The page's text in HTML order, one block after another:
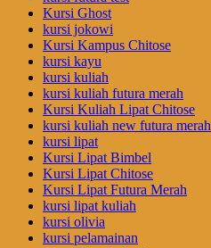
Kursi Ghost
kursi jokowi
Kursi Kampus Chitose
kursi kayu
kursi kuliah
kursi kuliah futura merah
Kursi Kuliah Lipat Chitose
kursi kuliah new futura merah
kursi lipat
Kursi Lipat Bimbel
Kursi Lipat Chitose
Kursi Lipat Futura Merah
kursi lipat kuliah
kursi olivia
kursi pelamainan